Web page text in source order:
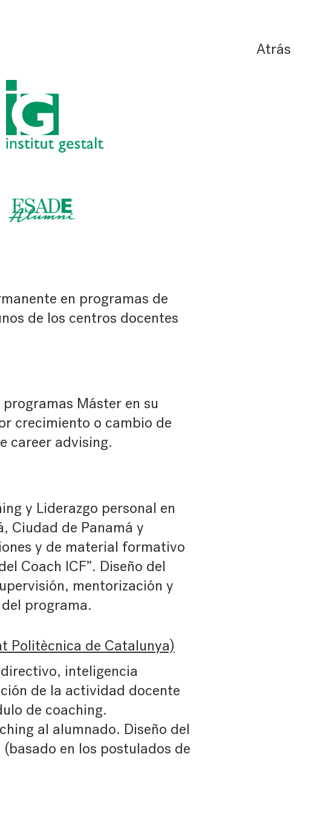
Atrás
en programas de
de los centros docentes
Máster en su
crecimiento o cambio de
career advising.
y Liderazgo personal en
Ciudad de Panamá y
y de material formativo
Coach ICF”. Diseño del
mentorización y
programa.
Politècnica de Catalunya)
inteligencia
de la actividad docente
de coaching.
al alumnado. Diseño del
en los postulados de